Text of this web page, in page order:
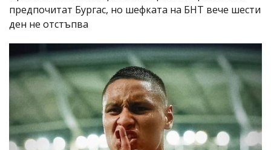
предпочитат Бургас, но шефката на БНТ вече шести
ден не отстъпва